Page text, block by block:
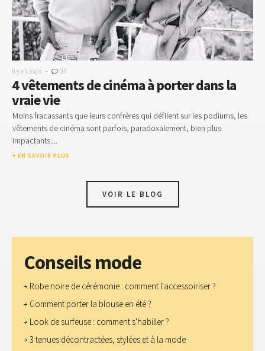
Il y a 1 mois - 34
4 vêtements de cinéma à porter dans la
vraie vie
Moins fracassants que leurs confrères qui défilent sur les podiums, les
vêtements de cinéma sont parfois, paradoxalement, bien plus
impactants....
EN SAVOIR PLUS
VOIR LE BLOG
Conseils mode
Robe noire de cérémonie : comment l'accessoiriser ?
Comment porter la blouse en été ?
Look de surfeuse : comment s'habiller ?
3 tenues décontractées, stylées et à la mode